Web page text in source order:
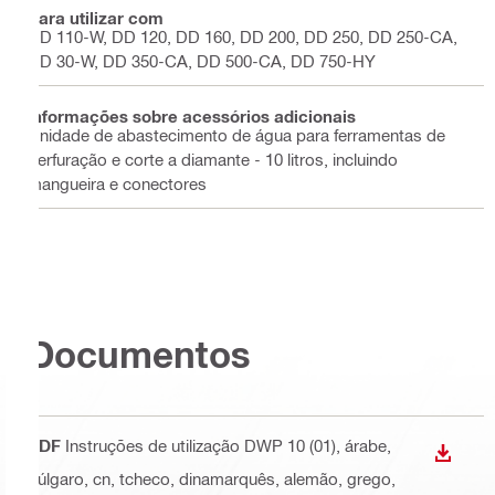
Para utilizar com
DD 110-W, DD 120, DD 160, DD 200, DD 250, DD 250-CA,
DD 30-W, DD 350-CA, DD 500-CA, DD 750-HY
Informações sobre acessórios adicionais
Unidade de abastecimento de água para ferramentas de
perfuração e corte a diamante - 10 litros, incluindo
mangueira e conectores
Documentos
PDF Instruções de utilização DWP 10 (01) , árabe,
búlgaro, cn, tcheco, dinamarquês, alemão, grego,